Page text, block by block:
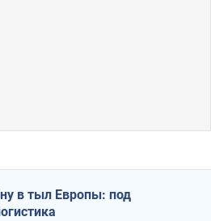
в тыл Европы: под